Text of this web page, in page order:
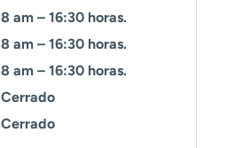
8 am – 16:30 horas.
8 am – 16:30 horas.
8 am – 16:30 horas.
Cerrado
Cerrado